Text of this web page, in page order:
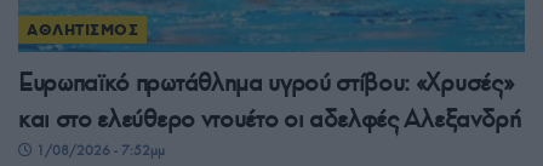
ΑΘΛΗΤΙΣΜΟΣ
Ευρωπαϊκό πρωτάθλημα υγρού στίβου: «Χρυσές»
και στο ελεύθερο ντουέτο οι αδελφές Αλεξανδρή
1/08/2026 - 7:52μμ